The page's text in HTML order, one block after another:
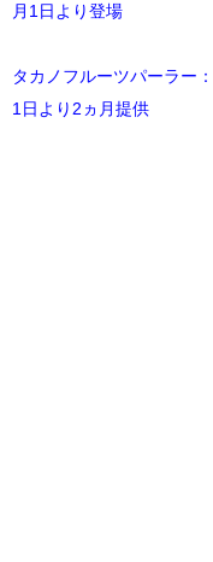
月1日より登場
タカノフルーツパーラー
1日より2ヵ月提供